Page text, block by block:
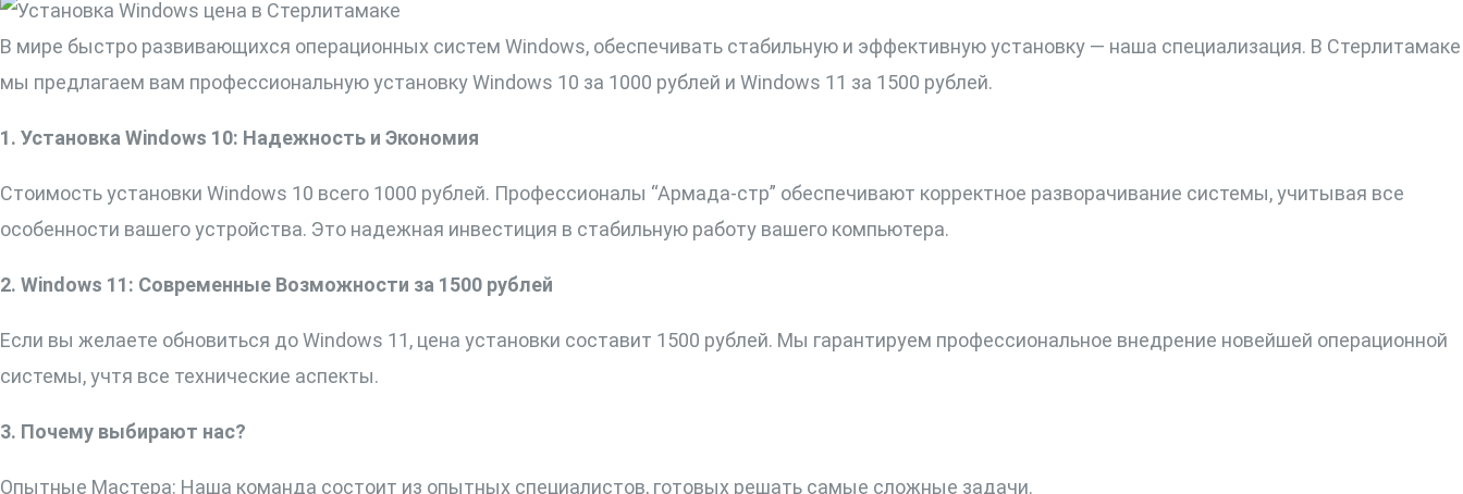
В мире быстро развивающихся операционных систем Windows, обеспечивать стабильную и эффективную установку — наша специализация. В Стерлитамаке
мы предлагаем вам профессиональную установку Windows 10 за 1000 рублей и Windows 11 за 1500 рублей.
1. Установка Windows 10: Надежность и Экономия
Стоимость установки Windows 10 всего 1000 рублей. Профессионалы “Армада-стр” обеспечивают корректное разворачивание системы, учитывая все
особенности вашего устройства. Это надежная инвестиция в стабильную работу вашего компьютера.
2. Windows 11: Современные Возможности за 1500 рублей
Если вы желаете обновиться до Windows 11, цена установки составит 1500 рублей. Мы гарантируем профессиональное внедрение новейшей операционной
системы, учтя все технические аспекты.
3. Почему выбирают нас?
Опытные Мастера: Наша команда состоит из опытных специалистов, готовых решать самые сложные задачи.